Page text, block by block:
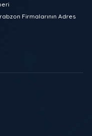
Firmalarının Adres